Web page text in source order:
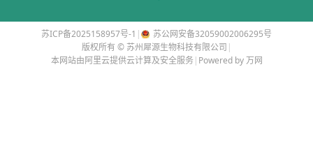
苏ICP备2025158957号-1 |
苏公网安备32059002006295号
版权所有 © 苏州犀源生物科技有限公司 |
本网站由阿里云提供云计算及安全服务 | Powered by 万网